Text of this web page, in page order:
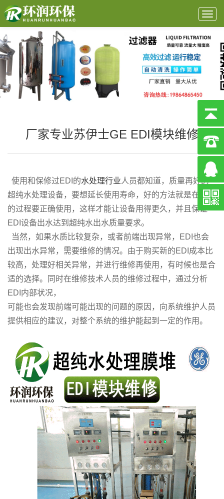
厂家专业苏伊士GE EDI模块维修
使用和保修过EDI的水处理行业人员都知道，质量再好的
超纯水处理设备，要想延长使用寿命，好的方法就是在使用
的过程要正确使用，这样才能让设备用得更久，并且保证
EDI设备出水达到超纯水出水质量要求。
当然，如果水质比较复杂，或者前端出现异常，EDI也会
出现出水异常，需要维修的情况。由于购买新的EDI成本比
较高，处理好相关异常，并进行维修再使用，有时候也是合
适的选择。同时在维修技术人员的维修过程中，通过分析
EDI内部状况，
可能也会发现前端可能出现的问题的原因，向系统维护人员
提供相应的建议，对整个系统的维护能起到一定的作用。